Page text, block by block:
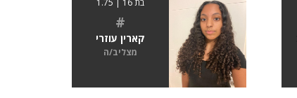
בת 16 | 1.75
#
קארין עוזרי
מצליב/ה